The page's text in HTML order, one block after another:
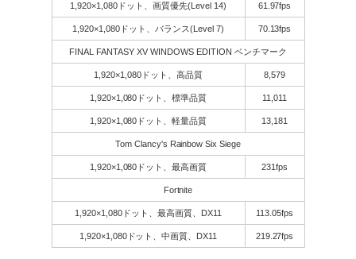
1,920×1,080ドット、画質優先(Level 14) 61.97fps
1,920×1,080ドット、バランス(Level 7) 70.13fps
FINAL FANTASY XV WINDOWS EDITION ベンチマーク
1,920×1,080ドット、高品質 8,579
1,920×1,080ドット、標準品質 11,011
1,920×1,080ドット、軽量品質 13,181
Tom Clancy's Rainbow Six Siege
1,920×1,080ドット、最高画質 231fps
Fortnite
1,920×1,080ドット、最高画質、DX11 113.05fps
1,920×1,080ドット、中画質、DX11 219.27fps